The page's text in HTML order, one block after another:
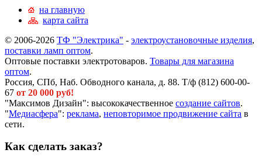
на главную
карта сайта
© 2006-2026 ТФ "Электрика" - электроустановочные изделия,
поставки ламп оптом.
Оптовые поставки электротоваров. Товары для магазина
оптом.
Россия, СПб, Наб. Обводного канала, д. 88. Т/ф (812) 600-00-
67 от 20 000 руб!
"Максимов Дизайн": высококачественное создание сайтов.
"Медиасфера": реклама, неповторимое продвижение сайта в
сети.
Как сделать заказ?